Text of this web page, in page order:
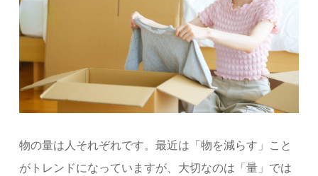
物の量は人それぞれです。最近は「物を減らす」こと
がトレンドになっていますが、大切なのは「量」では